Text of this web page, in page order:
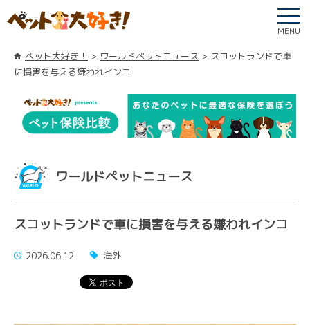
MENU
ペット大好き！ ワールドペットニュース
スコットランドで車
に損害を与える嫌われインコ
ワールドペットニュース
スコットランドで車に損害を与える嫌われインコ
2026.06.12 海外